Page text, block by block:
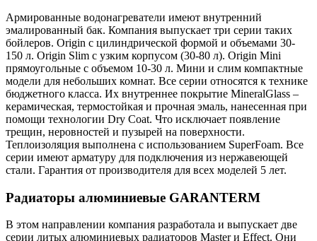
Армированные водонагреватели имеют внутренний
эмалированный бак. Компания выпускает три серии таких
бойлеров. Origin с цилиндрической формой и объемами 30-
150 л. Origin Slim с узким корпусом (30-80 л). Origin Mini
прямоугольные с объемом 10-30 л. Мини и слим компактные
модели для небольших комнат. Все серии относятся к технике
бюджетного класса. Их внутреннее покрытие MineralGlass –
керамическая, термостойкая и прочная эмаль, нанесенная при
помощи технологии Dry Coat. Что исключает появление
трещин, неровностей и пузырей на поверхности.
Теплоизоляция выполнена с использованием SuperFoam. Все
серии имеют арматуру для подключения из нержавеющей
стали. Гарантия от производителя для всех моделей 5 лет.
Радиаторы алюминиевые GARANTERM
В этом направлении компания разработала и выпускает две
серии литых алюминиевых радиаторов Master и Effect. Они